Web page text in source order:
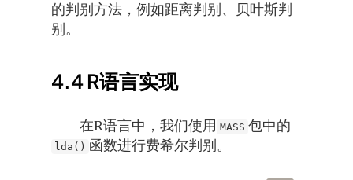
的判别方法，例如距离判别、贝叶斯判
别。
4.4R语言实现
在R语言中，我们使用 MASS 包中的
lda() 函数进行费希尔判别。